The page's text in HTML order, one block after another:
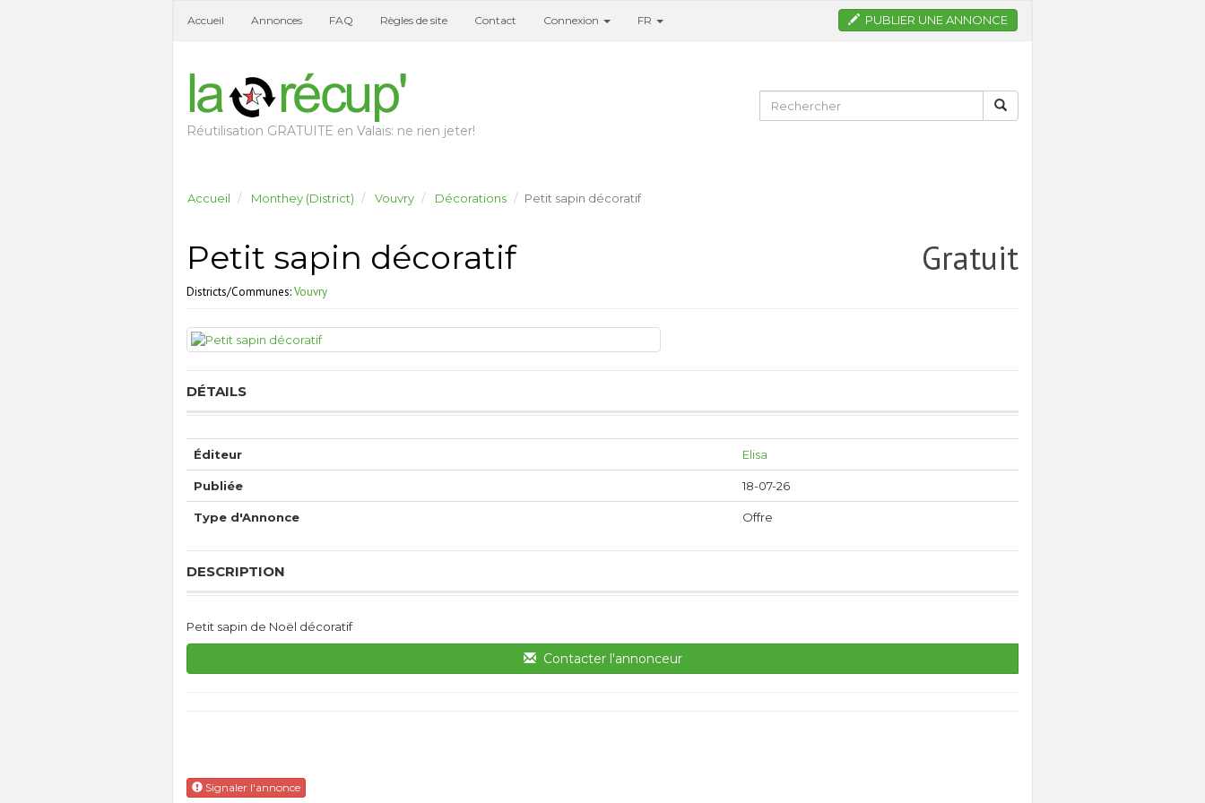
Accueil Annonces FAQ Règles de site Contact Connexion FR PUBLIER UNE ANNONCE
Réutilisation GRATUITE en Valais: ne rien jeter!
Accueil Monthey (District) Vouvry Décorations Petit sapin décoratif
Gratuit
Petit sapin décoratif
Districts/Communes:Vouvry
DÉTAILS
Éditeur Elisa
Publiée 18-07-26
Type d'Annonce Offre
DESCRIPTION
Petit sapin de Noël décoratif
Contacter l'annonceur
Signaler l'annonce